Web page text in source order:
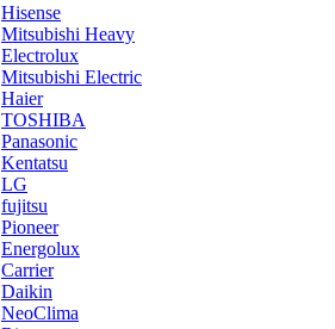
Hisense
Mitsubishi Heavy
Electrolux
Mitsubishi Electric
Haier
TOSHIBA
Panasonic
Kentatsu
LG
fujitsu
Pioneer
Energolux
Carrier
Daikin
NeoClima